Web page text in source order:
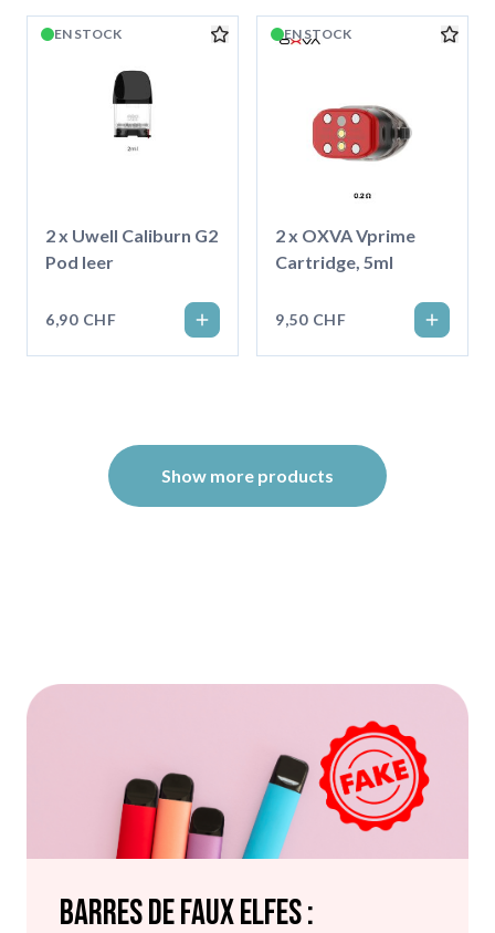
EN STOCK
2 x Uwell Caliburn G2
Pod leer
6,90 CHF
EN STOCK
2 x OXVA Vprime
Cartridge, 5ml
9,50 CHF
Show more products
Barres de faux elfes :